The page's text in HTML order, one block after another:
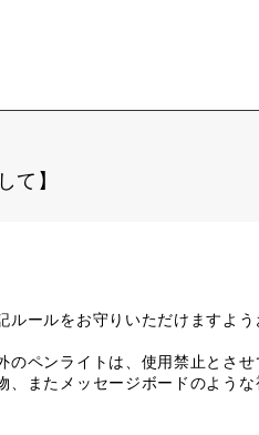
て】
ールをお守りいただけますよう
ペンライトは、使用禁止とさせ
またメッセージボードのよう